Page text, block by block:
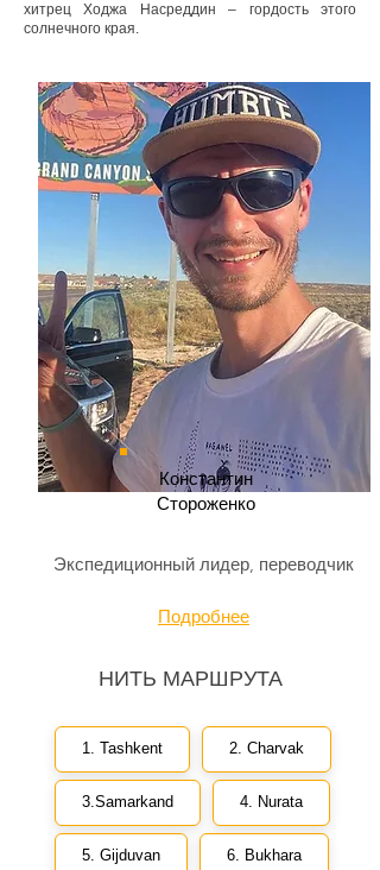
хитрец Ходжа Насреддин – гордость этого
солнечного края.
Константин
Стороженко
Экспедиционный лидер, переводчик
Подробнее
НИТЬ МАРШРУТА
1. Tashkent 2. Charvak
3.Samarkand 4. Nurata
5. Gijduvan 6. Bukhara